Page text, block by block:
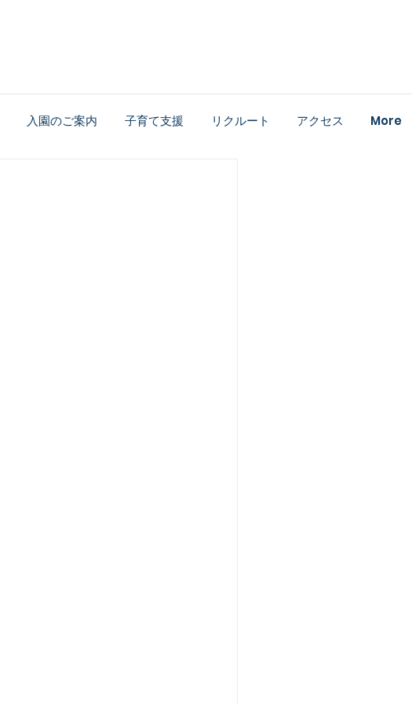
入園のご案内 子育て支援 リクルート アクセス More